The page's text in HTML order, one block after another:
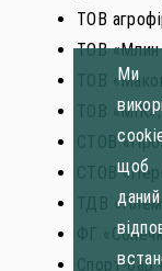
ТОВ
ТОВ «Млин
ТОВ
ТОВ «МІК»;
СТОВ
СТОВ
ТДВ
ФГ
Спорт-бар
Ми
щоб